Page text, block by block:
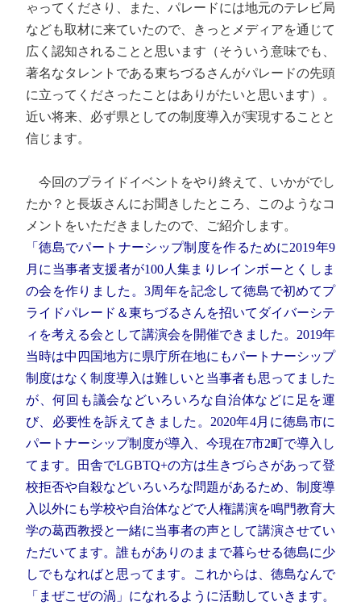
ゃってくださり、また、パレードには地元のテレビ局
なども取材に来ていたので、きっとメディアを通じて
広く認知されることと思います（そういう意味でも、
著名なタレントである東ちづるさんがパレードの先頭
に立ってくださったことはありがたいと思います）。
近い将来、必ず県としての制度導入が実現することと
信じます。
今回のプライドイベントをやり終えて、いかがでし
たか？と長坂さんにお聞きしたところ、このようなコ
メントをいただきましたので、ご紹介します。
「徳島でパートナーシップ制度を作るために2019年9
月に当事者支援者が100人集まりレインボーとくしま
の会を作りました。3周年を記念して徳島で初めてプ
ライドパレード＆東ちづるさんを招いてダイバーシテ
ィを考える会として講演会を開催できました。2019年
当時は中四国地方に県庁所在地にもパートナーシップ
制度はなく制度導入は難しいと当事者も思ってました
が、何回も議会などいろいろな自治体などに足を運
び、必要性を訴えてきました。2020年4月に徳島市に
パートナーシップ制度が導入、今現在7市2町で導入し
てます。田舎でLGBTQ+の方は生きづらさがあって登
校拒否や自殺などいろいろな問題があるため、制度導
入以外にも学校や自治体などで人権講演を鳴門教育大
学の葛西教授と一緒に当事者の声として講演させてい
ただいてます。誰もがありのままで暮らせる徳島に少
しでもなればと思ってます。これからは、徳島なんで
「まぜこぜの渦」になれるように活動していきます。